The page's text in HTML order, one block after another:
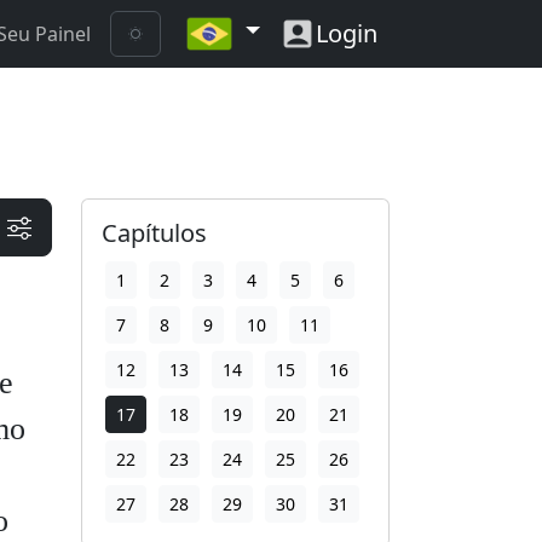
Painel Login
Capítulos
1 2 3 4 5
6
7
8 9 10
11
12
13 14 15
16
17
18 19 20
21
22
23 24 25
26
27
28 29 30 31